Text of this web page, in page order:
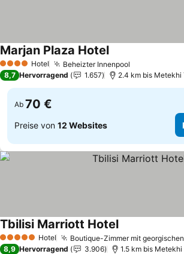
4 Sterne Hotel Beheizter Innenpool
Marjan Plaza Hotel
8,7 Hervorragend 1.657 2.4 km bis Metekhi
Ab 70 €
Preise von 12 Websites
5 Sterne Hotel Boutique-Zimmer mit
Tbilisi Marriott Hotel
8,9 Hervorragend 3.906 1.5 km bis Metekhi